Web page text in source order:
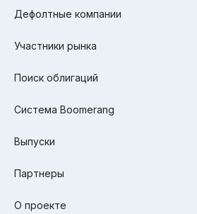
Дефолтные компании
Участники рынка
Поиск облигаций
Система Boomerang
Выпуски
Партнеры
О проекте